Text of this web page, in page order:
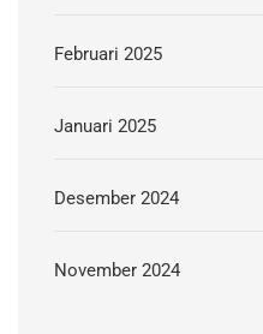
Februari 2025
Januari 2025
Desember 2024
November 2024